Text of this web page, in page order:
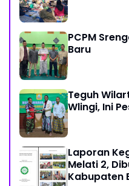
PCPM
Baru
Teguh
Wlingi, Ini
Laporan
Melati 2,
Kabupaten